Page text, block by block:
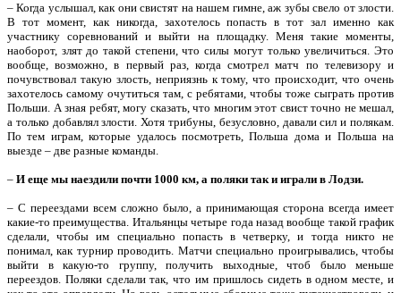
– Когда услышал, как они свистят на нашем гимне, аж зубы свело от злости.
В тот момент, как никогда, захотелось попасть в тот зал именно как
участнику соревнований и выйти на площадку. Меня такие моменты,
наоборот, злят до такой степени, что силы могут только увеличиться. Это
вообще, возможно, в первый раз, когда смотрел матч по телевизору и
почувствовал такую злость, неприязнь к тому, что происходит, что очень
захотелось самому очутиться там, с ребятами, чтобы тоже сыграть против
Польши. А зная ребят, могу сказать, что многим этот свист точно не мешал,
а только добавлял злости. Хотя трибуны, безусловно, давали сил и полякам.
По тем играм, которые удалось посмотреть, Польша дома и Польша на
выезде – две разные команды.
– И еще мы наездили почти 1000 км, а поляки так и играли в Лодзи.
– С переездами всем сложно было, а принимающая сторона всегда имеет
какие-то преимущества. Итальянцы четыре года назад вообще такой график
сделали, чтобы им специально попасть в четверку, и тогда никто не
понимал, как турнир проводить. Матчи специально проигрывались, чтобы
выйти в какую-то группу, получить выходные, чтоб было меньше
переездов. Поляки сделали так, что им пришлось сидеть в одном месте, и